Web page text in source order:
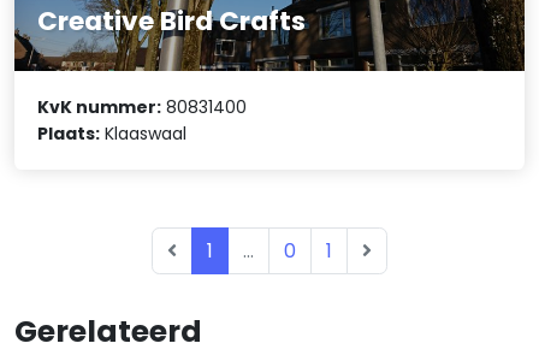
Gerelateerd
Creative Bird Crafts
KvK nummer: 80831400
Plaats: Klaaswaal
1 ... 0 1